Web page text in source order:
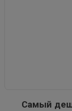
Самый